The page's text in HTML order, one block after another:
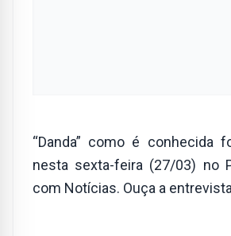
“Danda” como é conhecida
nesta sexta-feira (27/03) no
com Notícias. Ouça a